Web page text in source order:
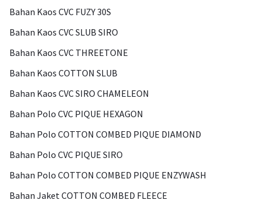
Bahan Kaos CVC FUZY 30S
Bahan Kaos CVC SLUB SIRO
Bahan Kaos CVC THREETONE
Bahan Kaos COTTON SLUB
Bahan Kaos CVC SIRO CHAMELEON
Bahan Polo CVC PIQUE HEXAGON
Bahan Polo COTTON COMBED PIQUE DIAMOND
Bahan Polo CVC PIQUE SIRO
Bahan Polo COTTON COMBED PIQUE ENZYWASH
Bahan Jaket COTTON COMBED FLEECE